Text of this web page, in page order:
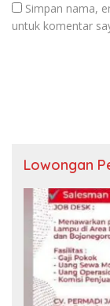
Simpan nama,
untuk komentar
Lowongan